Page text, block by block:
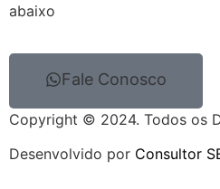
abaixo
Fale Conosco
Desenvolvido por Consultor
Copyright © 2024. Todos os